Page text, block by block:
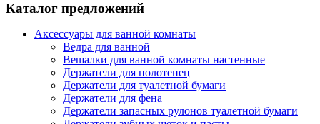
Каталог предложений
Аксессуары для ванной комнаты
Ведра для ванной
Вешалки для ванной комнаты настенные
Держатели для полотенец
Держатели для туалетной бумаги
Держатели для фена
Держатели запасных рулонов туалетной бумаги